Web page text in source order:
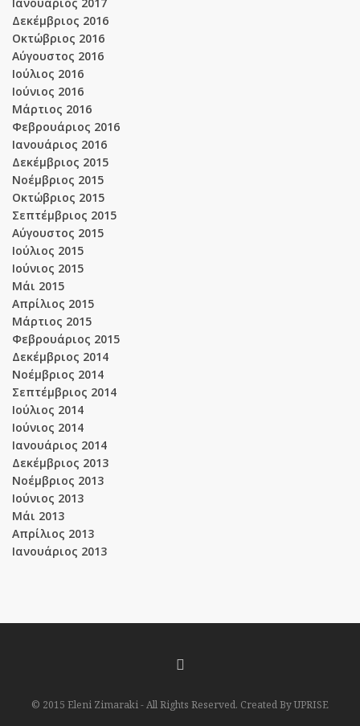
Δεκέμβριος 2016
Οκτώβριος 2016
Αύγουστος 2016
Ιούλιος 2016
Ιούνιος 2016
Μάρτιος 2016
Φεβρουάριος 2016
Ιανουάριος 2016
Δεκέμβριος 2015
Νοέμβριος 2015
Οκτώβριος 2015
Σεπτέμβριος 2015
Αύγουστος 2015
Ιούλιος 2015
Ιούνιος 2015
Μάι 2015
Απρίλιος 2015
Μάρτιος 2015
Φεβρουάριος 2015
Δεκέμβριος 2014
Νοέμβριος 2014
Σεπτέμβριος 2014
Ιούλιος 2014
Ιούνιος 2014
Ιανουάριος 2014
Δεκέμβριος 2013
Νοέμβριος 2013
Ιούνιος 2013
Μάι 2013
Απρίλιος 2013
Ιανουάριος 2013
© 2015 Eleni Zimaraki - All Rights Reserved. Created By UPRISE